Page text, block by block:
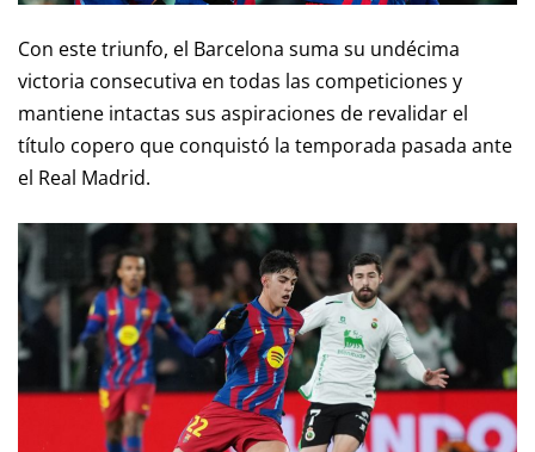
Con este triunfo, el Barcelona suma su undécima
victoria consecutiva en todas las competiciones y
mantiene intactas sus aspiraciones de revalidar el
título copero que conquistó la temporada pasada ante
el Real Madrid.